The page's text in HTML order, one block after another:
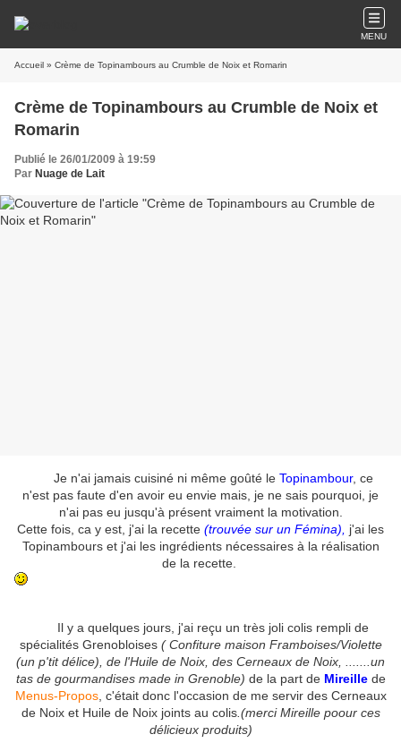
MENU
Accueil » Crème de Topinambours au Crumble de Noix et Romarin
Crème de Topinambours au Crumble de Noix et
Romarin
Publié le 26/01/2009 à 19:59
Par Nuage de Lait
Je n'ai jamais cuisiné ni même goûté le Topinambour, ce
n'est pas faute d'en avoir eu envie mais, je ne sais pourquoi, je
n'ai pas eu jusqu'à présent vraiment la motivation.
Cette fois, ca y est, j'ai la recette (trouvée sur un Fémina),
j'ai les
Topinambours et j'ai les ingrédients nécessaires à la réalisation
de la recette.
Il y a quelques jours, j'ai reçu un très joli colis rempli de
spécialités Grenobloises ( Confiture maison Framboises/Violette
(un p'tit délice), de l'Huile de Noix, des Cerneaux de Noix, .......un
tas de gourmandises made in Grenoble) de la part de Mireillede
Menus-Propos, c'était donc l'occasion de me servir des Cerneaux
de Noix et Huile de Noix joints au colis.(merci Mireille poour ces
délicieux produits)